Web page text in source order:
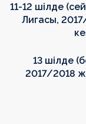
11-12 шілде
Лигасы,
13 шілде
2017/2018